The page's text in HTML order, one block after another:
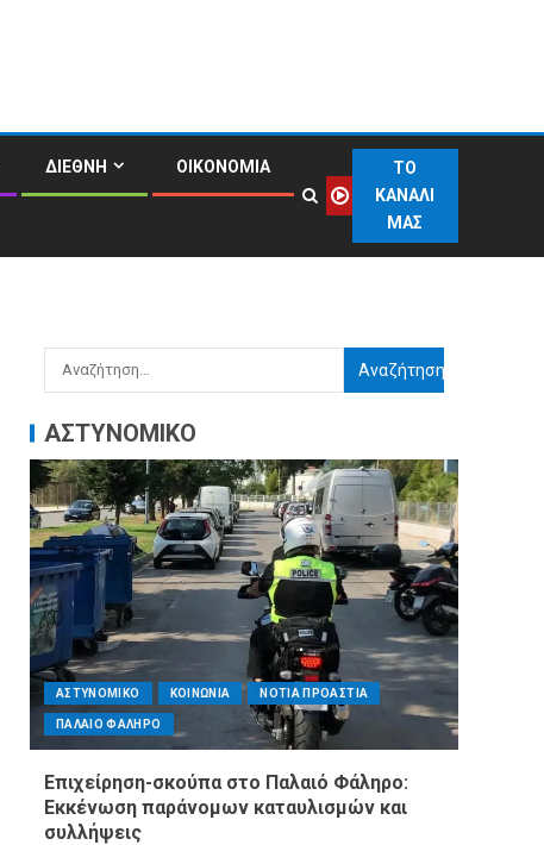
ΔΙΕΘΝΗ ΟΙΚΟΝΟΜΙΑ
ΤΟ
ΚΑΝΑΛΙ
ΜΑΣ
ΑΣΤΥΝΟΜΙΚΟ
ΑΣΤΥΝΟΜΙΚΟ ΚΟΙΝΩΝΙΑ ΝΟΤΙΑ ΠΡΟΑΣΤΙΑ
ΠΑΛΑΙΟ ΦΑΛΗΡΟ
Επιχείρηση-σκούπα στο Παλαιό Φάληρο:
Εκκένωση παράνομων καταυλισμών και
συλλήψεις